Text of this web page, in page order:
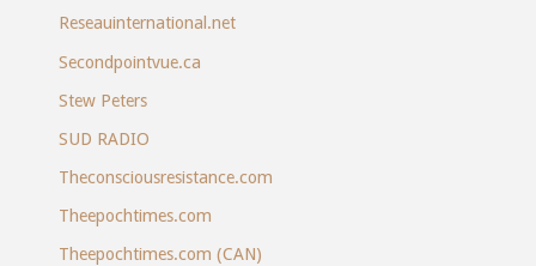
Reseauinternational.net
Secondpointvue.ca
Stew Peters
SUD RADIO
Theconsciousresistance.com
Theepochtimes.com
Theepochtimes.com (CAN)